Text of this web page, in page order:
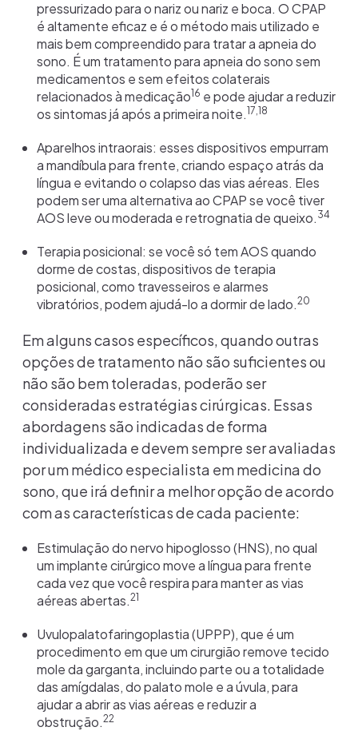
pressurizado para o nariz ou nariz e boca. O CPAP
é altamente eficaz e é o método mais utilizado e
mais bem compreendido para tratar a apneia do
sono. É um tratamento para apneia do sono sem
medicamentos e sem efeitos colaterais
relacionados à medicação16 e pode ajudar a reduzir
os sintomas já após a primeira noite.17,18
Aparelhos intraorais: esses dispositivos empurram
a mandíbula para frente, criando espaço atrás da
língua e evitando o colapso das vias aéreas. Eles
podem ser uma alternativa ao CPAP se você tiver
AOS leve ou moderada e retrognatia de queixo. 34
Terapia posicional: se você só tem AOS quando
dorme de costas, dispositivos de terapia
posicional, como travesseiros e alarmes
vibratórios, podem ajudá-lo a dormir de lado.20
Em alguns casos específicos, quando outras
opções de tratamento não são suficientes ou
não são bem toleradas, poderão ser
consideradas estratégias cirúrgicas. Essas
abordagens são indicadas de forma
individualizada e devem sempre ser avaliadas
por um médico especialista em medicina do
sono, que irá definir a melhor opção de acordo
com as características de cada paciente:
Estimulação do nervo hipoglosso (HNS), no qual
um implante cirúrgico move a língua para frente
cada vez que você respira para manter as vias
aéreas abertas.21
Uvulopalatofaringoplastia (UPPP), que é um
procedimento em que um cirurgião remove tecido
mole da garganta, incluindo parte ou a totalidade
das amígdalas, do palato mole e a úvula, para
ajudar a abrir as vias aéreas e reduzir a
obstrução.22